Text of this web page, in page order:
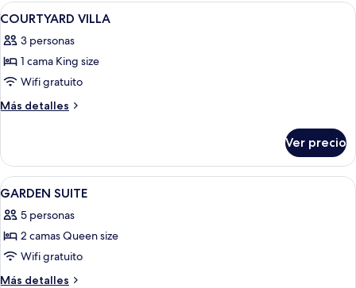
Abrir
todas
las
fotos
de
COURTYARD
10
COURTYARD VILLA
3 personas
1 cama King size
Wifi gratuito
Más detalles
Más
VILLA
Ver precio
Abrir
todas
las
fotos
de
GARDEN
Un dormitorio moderno con una
7
GARDEN SUITE
5 personas
2 camas Queen size
Wifi gratuito
Más detalles
Más